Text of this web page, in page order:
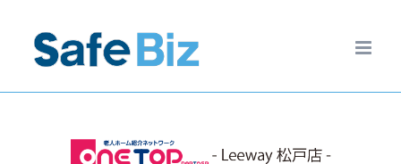
content